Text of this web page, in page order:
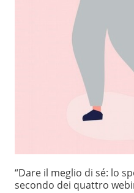
“Dare il meglio di sé: lo
secondo dei quattro